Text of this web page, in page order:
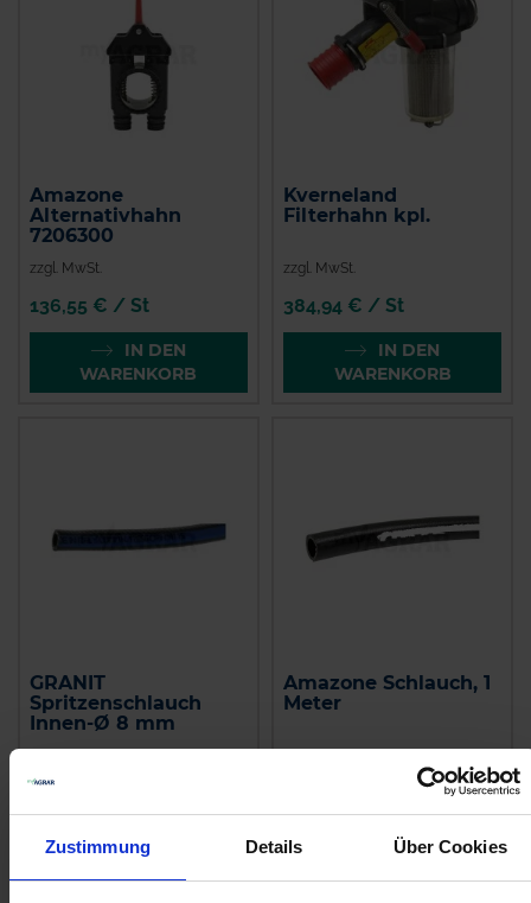
Zustimmung Details Über Cookies
Amazone
Alternativhahn
7206300
zzgl. MwSt.
136,55 € / St
IN DEN
WARENKORB
Kverneland
Filterhahn kpl.
zzgl. MwSt.
384,94 € / St
IN DEN
WARENKORB
GRANIT
Spritzenschlauch
Innen-Ø 8 mm
4,51 € / St
WARENKORB
Amazone Schlauch, 1
Meter
IN DEN